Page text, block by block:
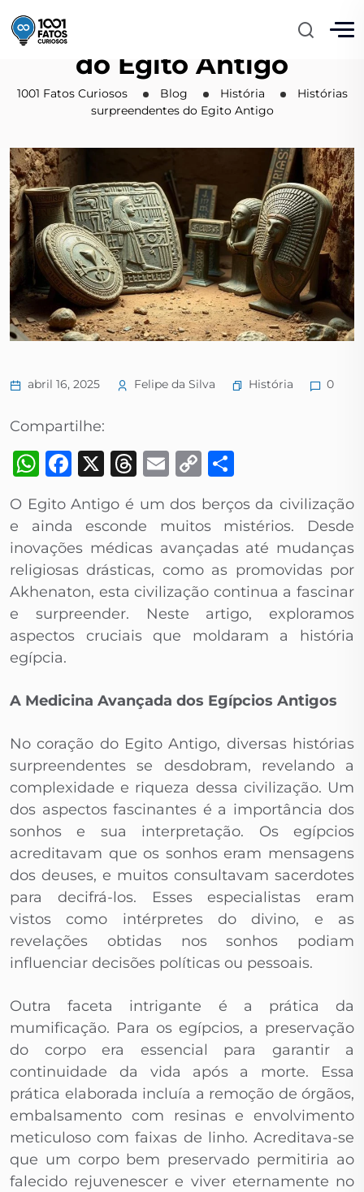
Histórias surpreendentes
do Egito Antigo
1001 Fatos Curiosos Blog História
Histórias
surpreendentes do Egito Antigo
abril 16, 2025 Felipe da Silva História 0
Compartilhe:
WhatsApp
Facebook
X Threads
Email
Copy
Link
O Egito Antigo é um dos berços da civilização
e ainda esconde muitos mistérios. Desde
inovações médicas avançadas até mudanças
religiosas drásticas, como as promovidas por
Akhenaton, esta civilização continua a fascinar
e surpreender. Neste artigo, exploramos
aspectos cruciais que moldaram a história
egípcia.
A Medicina Avançada dos Egípcios Antigos
No coração do Egito Antigo, diversas histórias
surpreendentes se desdobram, revelando a
complexidade e riqueza dessa civilização. Um
dos aspectos fascinantes é a importância dos
sonhos e sua interpretação. Os egípcios
acreditavam que os sonhos eram mensagens
dos deuses, e muitos consultavam sacerdotes
para decifrá-los. Esses especialistas eram
vistos como intérpretes do divino, e as
revelações obtidas nos sonhos podiam
influenciar decisões políticas ou pessoais.
Outra faceta intrigante é a prática da
mumificação. Para os egípcios, a preservação
do corpo era essencial para garantir a
continuidade da vida após a morte. Essa
prática elaborada incluía a remoção de órgãos,
embalsamento com resinas e envolvimento
meticuloso com faixas de linho. Acreditava-se
que um corpo bem preservado permitiria ao
falecido rejuvenescer e viver eternamente no